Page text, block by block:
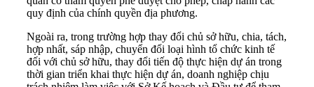
quy định của chính quyền địa phương.
Ngoài ra, trong trường hợp thay đổi chủ sở hữu, chia, tách,
hợp nhất, sáp nhập, chuyển đổi loại hình tổ chức kinh tế
đối với chủ sở hữu, thay đổi tiến độ thực hiện dự án trong
thời gian triển khai thực hiện dự án, doanh nghiệp chịu